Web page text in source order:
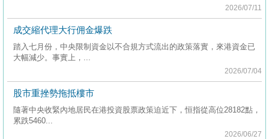
地
产
新
闻
数
据
公
2026/07/11
成交縮代理大行佣金爆跌
踏入七月份，中央限制資金以不合規方式流出的政策落實，來港資金已
大幅減少。事實上，...
2026/07/04
股市重挫勢拖抵樓市
隨著中央收緊內地居民在港投資股票政策迫近下，恒指從高位28182點，
累跌5460...
2026/06/27